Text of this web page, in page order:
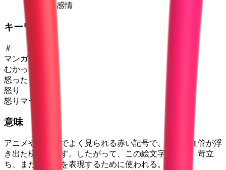
顔文字と感情
キーワード
＃
マンガ
むかっ
怒った
怒り
怒りマーク
意味
アニメやマンガでよく見られる赤い記号で、怒って血管が浮
き出た様子を表す。したがって、この絵文字は怒り、苛立
ち、または不満を表現するために使われる。